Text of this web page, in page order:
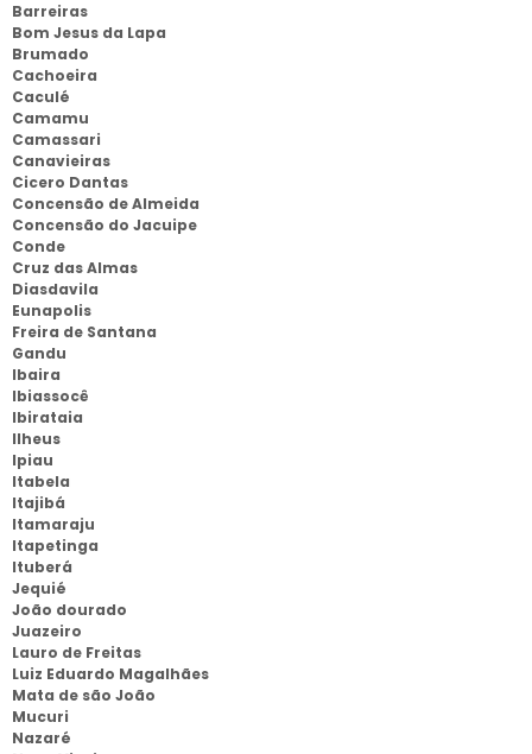
Barreiras
Bom Jesus da Lapa
Brumado
Cachoeira
Caculé
Camamu
Camassari
Canavieiras
Cicero Dantas
Concensão de Almeida
Concensão do Jacuipe
Conde
Cruz das Almas
Diasdavila
Eunapolis
Freira de Santana
Gandu
Ibaira
Ibiassocê
Ibirataia
Ilheus
Ipiau
Itabela
Itajibá
Itamaraju
Itapetinga
Ituberá
Jequié
João dourado
Juazeiro
Lauro de Freitas
Luiz Eduardo Magalhães
Mata de são João
Mucuri
Nazaré